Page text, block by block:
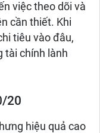
việc theo dõi và
cần thiết. Khi
tiêu vào đâu,
tài chính lành
20
hiệu quả cao